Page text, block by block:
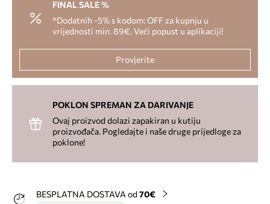
FINAL SALE %
*Dodatnih -5% s kodom: OFF za kupnju u
vrijednosti min. 89€. Veći popust u aplikaciji!
Provjerite
POKLON SPREMAN ZA DARIVANJE
Ovaj proizvod dolazi zapakiran u kutiju
proizvođača. Pogledajte i naše druge prijedloge za
poklone!
BESPLATNA DOSTAVA od 70€